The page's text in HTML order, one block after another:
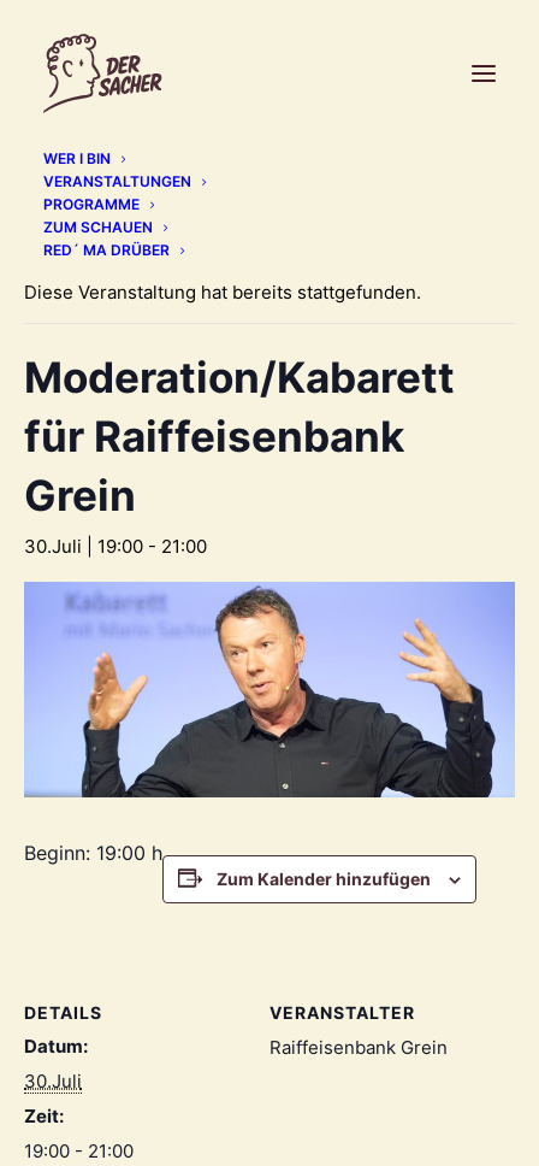
WER I BIN
VERANSTALTUNGEN
PROGRAMME
ZUM SCHAUEN
RED´ MA DRÜBER
« Alle Veranstaltungen
Diese Veranstaltung hat bereits stattgefunden.
Moderation/Kabarett
für Raiffeisenbank
Grein
30.Juli | 19:00 - 21:00
Beginn: 19:00 h
Zum Kalender hinzufügen
DETAILS
Datum:
30.Juli
Zeit:
19:00 - 21:00
VERANSTALTER
Raiffeisenbank Grein